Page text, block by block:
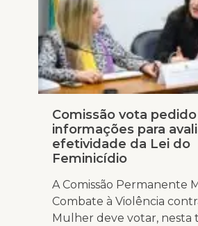
Comissão vota
informações para
efetividade da Lei do
Feminicídio
A Comissão Permanente
Combate à Violência
Mulher deve votar, nesta